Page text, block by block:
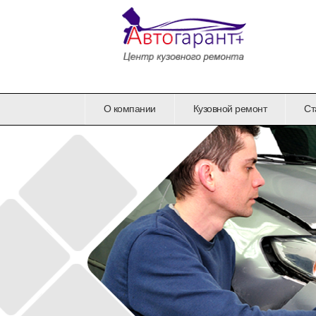
О компании Кузовной ремонт